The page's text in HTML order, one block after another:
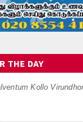
THE DAY
Kollo